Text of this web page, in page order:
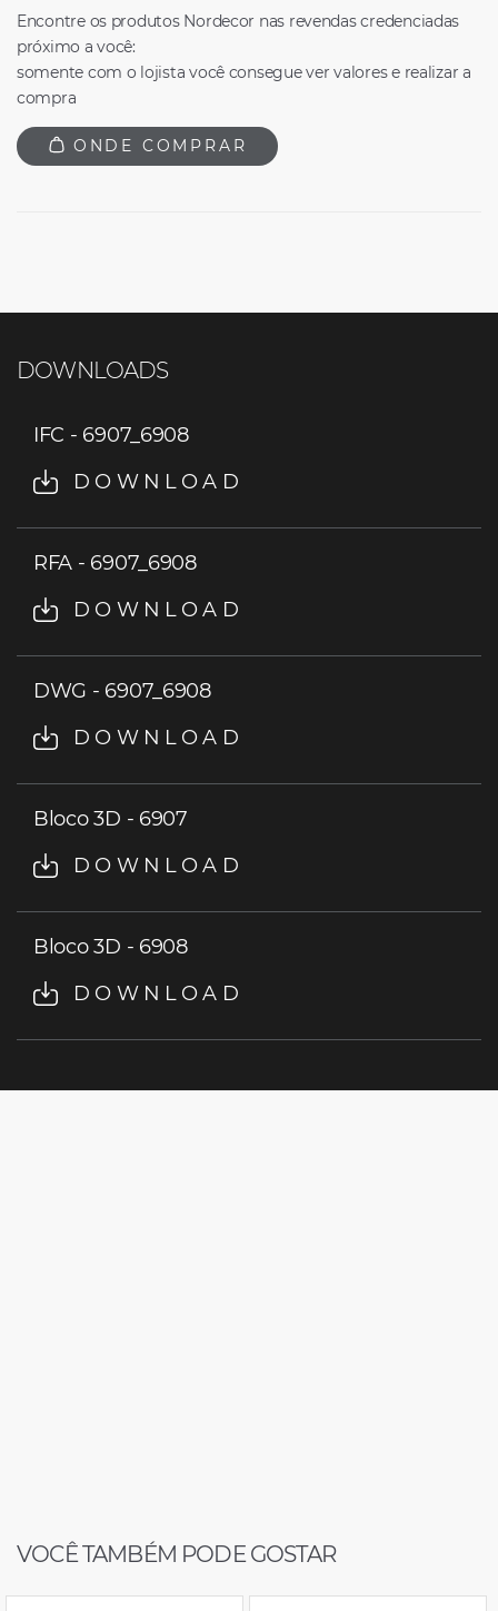
Encontre os produtos Nordecor nas revendas credenciadas
próximo a você:
somente com o lojista você consegue ver valores e realizar a
compra
ONDE COMPRAR
DOWNLOADS
IFC - 6907_6908
DOWNLOAD
RFA - 6907_6908
DOWNLOAD
DWG - 6907_6908
DOWNLOAD
Bloco 3D - 6907
DOWNLOAD
Bloco 3D - 6908
DOWNLOAD
VOCÊ TAMBÉM PODE GOSTAR